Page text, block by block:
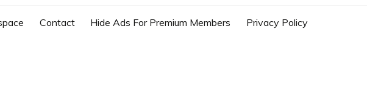
Contact Hide Ads For Premium Members Privacy Policy